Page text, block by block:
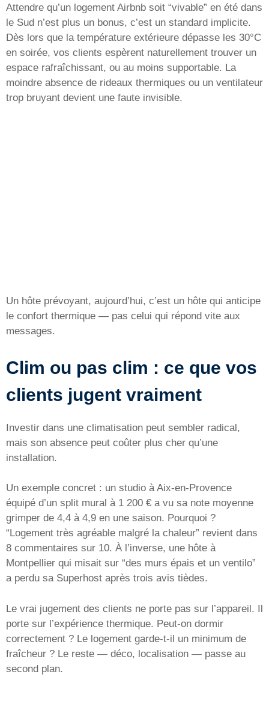
Attendre qu’un logement Airbnb soit “vivable” en été dans
le Sud n’est plus un bonus, c’est un standard implicite.
Dès lors que la température extérieure dépasse les 30°C
en soirée, vos clients espèrent naturellement trouver un
espace rafraîchissant, ou au moins supportable. La
moindre absence de rideaux thermiques ou un ventilateur
trop bruyant devient une faute invisible.
Un hôte prévoyant, aujourd’hui, c’est un hôte qui anticipe
le confort thermique — pas celui qui répond vite aux
messages.
Clim ou pas clim : ce que vos
clients jugent vraiment
Investir dans une climatisation peut sembler radical,
mais son absence peut coûter plus cher qu’une
installation.
Un exemple concret : un studio à Aix-en-Provence
équipé d’un split mural à 1 200 € a vu sa note moyenne
grimper de 4,4 à 4,9 en une saison. Pourquoi ?
“Logement très agréable malgré la chaleur” revient dans
8 commentaires sur 10. À l’inverse, une hôte à
Montpellier qui misait sur “des murs épais et un ventilo”
a perdu sa Superhost après trois avis tièdes.
Le vrai jugement des clients ne porte pas sur l’appareil. Il
porte sur l’expérience thermique. Peut-on dormir
correctement ? Le logement garde-t-il un minimum de
fraîcheur ? Le reste — déco, localisation — passe au
second plan.